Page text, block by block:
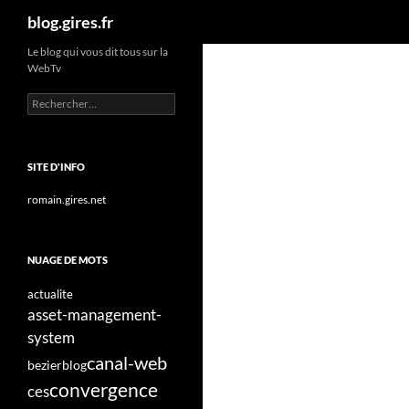
Aller
contenu
blog.gires.fr
Le blog qui vous dit tous sur la
WebTv
Rechercher :
SITE D'INFO
romain.gires.net
NUAGE DE MOTS
actualite
asset-management-
system
bezierblogcanal-web
cesconvergence